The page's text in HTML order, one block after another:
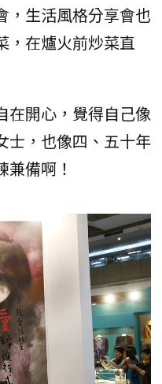
，生活風格分享會也
，在爐火前炒菜直
在開心，覺得自己像
士，也像四、五十年
備啊！